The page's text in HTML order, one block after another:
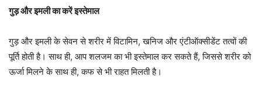
गुड़ और इमली का करें इस्तेमाल
गुड़ और इमली के सेवन से शरीर में विटामिन, खनिज और एंटीऑक्सीडेंट तत्वों की
पूर्ति होती है। साथ ही, आप शलजम का भी इस्तेमाल कर सकते हैं, जिससे शरीर को
ऊर्जा मिलने के साथ ही, कफ से भी राहत मिलती है।